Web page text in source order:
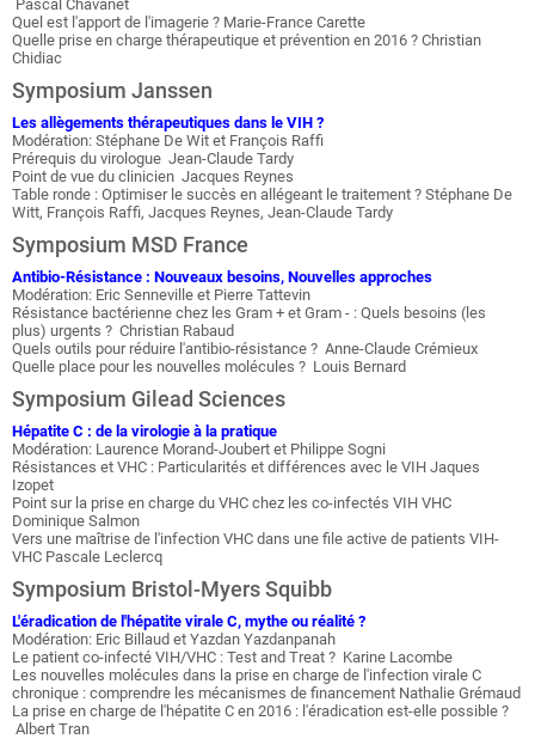
Pascal Chavanet
Quel est l'apport de l'imagerie ? Marie-France Carette
Quelle prise en charge thérapeutique et prévention en 2016 ? Christian
Chidiac
Symposium Janssen
Les allègements thérapeutiques dans le VIH ?
Modération: Stéphane De Wit et François Raffi
Prérequis du virologue Jean-Claude Tardy
Point de vue du clinicien Jacques Reynes
Table ronde : Optimiser le succès en allégeant le traitement ? Stéphane De
Witt, François Raffi, Jacques Reynes, Jean-Claude Tardy
Symposium MSD France
Antibio-Résistance : Nouveaux besoins, Nouvelles approches
Modération: Eric Senneville et Pierre Tattevin
Résistance bactérienne chez les Gram + et Gram - : Quels besoins (les
plus) urgents ? Christian Rabaud
Quels outils pour réduire l'antibio-résistance ? Anne-Claude Crémieux
Quelle place pour les nouvelles molécules ? Louis Bernard
Symposium Gilead Sciences
Hépatite C : de la virologie à la pratique
Modération: Laurence Morand-Joubert et Philippe Sogni
Résistances et VHC : Particularités et différences avec le VIH Jaques
Izopet
Point sur la prise en charge du VHC chez les co-infectés VIH VHC
Dominique Salmon
Vers une maîtrise de l'infection VHC dans une file active de patients VIH-
VHC Pascale Leclercq
Symposium Bristol-Myers Squibb
L'éradication de l'hépatite virale C, mythe ou réalité ?
Modération: Eric Billaud et Yazdan Yazdanpanah
Le patient co-infecté VIH/VHC : Test and Treat ? Karine Lacombe
Les nouvelles molécules dans la prise en charge de l'infection virale C
chronique : comprendre les mécanismes de financement Nathalie Grémaud
La prise en charge de l'hépatite C en 2016 : l'éradication est-elle possible ?
Albert Tran